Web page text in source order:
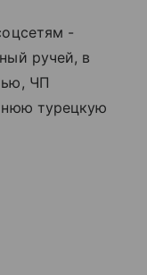
-
ручей, в
ЧП
турецкую